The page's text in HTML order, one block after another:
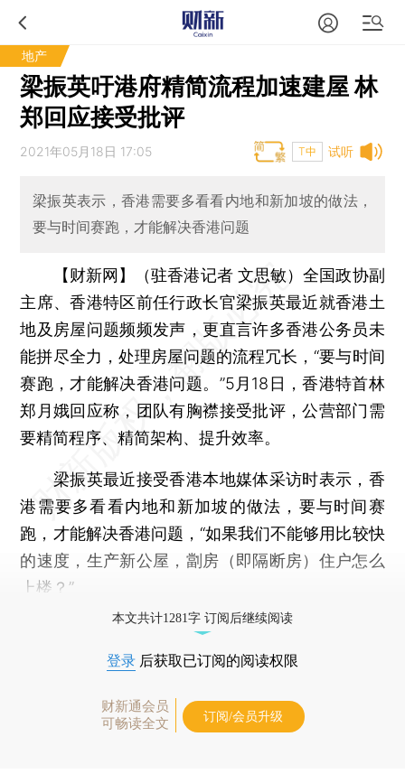
地产
梁振英吁港府精简流程加速建屋 林
郑回应接受批评
试听
2021年05月18日 17:05 T中
梁振英表示，香港需要多看看内地和新加坡的做法，
要与时间赛跑，才能解决香港问题
【财新网】（驻香港记者 文思敏）全国政协副
主席、香港特区前任行政长官梁振英最近就香港土
地及房屋问题频频发声，更直言许多香港公务员未
能拼尽全力，处理房屋问题的流程冗长，“要与时间
赛跑，才能解决香港问题。”5月18日，香港特首林
郑月娥回应称，团队有胸襟接受批评，公营部门需
要精简程序、精简架构、提升效率。
梁振英最近接受香港本地媒体采访时表示，香
港需要多看看内地和新加坡的做法，要与时间赛
跑，才能解决香港问题，“如果我们不能够用比较快
的速度，生产新公屋，劏房（即隔断房）住户怎么
上楼？”
本文共计1281字 订阅后继续阅读
登录 后获取已订阅的阅读权限
财新通会员
可畅读全文
订阅/会员升级